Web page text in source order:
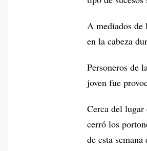
A mediados de
en la cabeza
Personeros de
joven fue
Cerca del lugar
cerró los
de esta